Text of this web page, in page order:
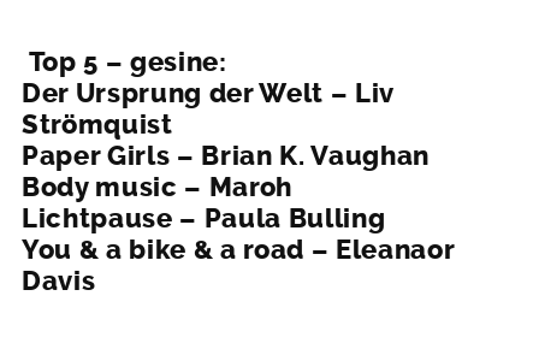
Top 5 – gesine:
Der Ursprung der Welt – Liv
Strömquist
Paper Girls – Brian K. Vaughan
Body music – Maroh
Lichtpause – Paula Bulling
You & a bike & a road – Eleanaor
Davis